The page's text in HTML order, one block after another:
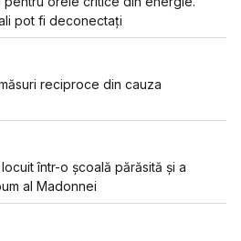
pot fi deconectați
reciproce din cauza
într-o școală părăsită și a
al Madonnei